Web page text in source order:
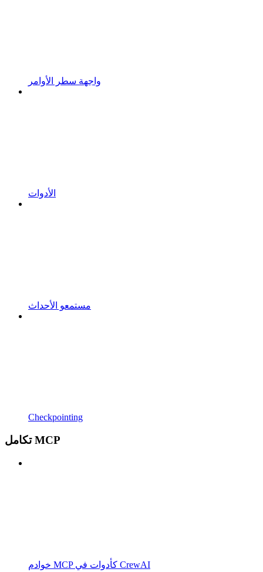
واجهة سطر الأوامر
الأدوات
مستمعو الأحداث
Checkpointing
تكامل MCP
خوادم MCP كأدوات في CrewAI